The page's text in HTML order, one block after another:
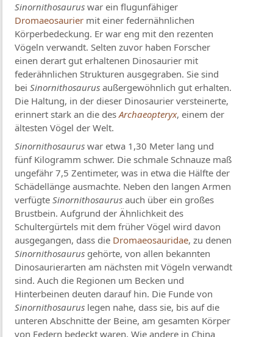
Sinornithosaurus war ein flugunfähiger
Dromaeosaurier mit einer federnähnlichen
Körperbedeckung. Er war eng mit den rezenten
Vögeln verwandt. Selten zuvor haben Forscher
einen derart gut erhaltenen Dinosaurier mit
federähnlichen Strukturen ausgegraben. Sie sind
beiSinornithosaurus außergewöhnlich gut erhalten.
Die Haltung, in der dieser Dinosaurier versteinerte,
erinnert stark an die desArchaeopteryx, einem der
ältesten Vögel der Welt.
Sinornithosaurus war etwa 1,30 Meter lang und
fünf Kilogramm schwer. Die schmale Schnauze maß
ungefähr 7,5 Zentimeter, was in etwa die Hälfte der
Schädellänge ausmachte. Neben den langen Armen
verfügteSinornithosaurus auch über ein großes
Brustbein. Aufgrund der Ähnlichkeit des
Schultergürtels mit dem früher Vögel wird davon
ausgegangen, dass die Dromaeosauridae, zu denen
Sinornithosaurus gehörte, von allen bekannten
Dinosaurierarten am nächsten mit Vögeln verwandt
sind. Auch die Regionen um Becken und
Hinterbeinen deuten darauf hin. Die Funde von
Sinornithosaurus legen nahe, dass sie, bis auf die
unteren Abschnitte der Beine, am gesamten Körper
von Federn bedeckt waren. Wie andere in China